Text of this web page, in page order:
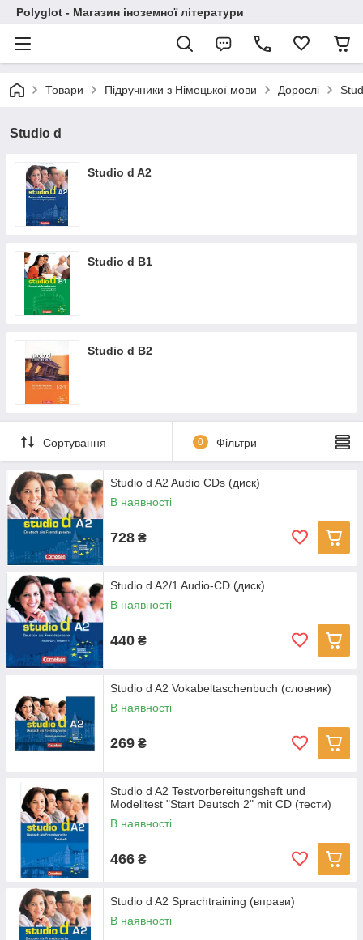
Polyglot - Магазин іноземної літератури
Товари Підручники з Німецької мови Дорослі
Studio d
Studio d A2
Studio d B1
Studio d B2
Сортування 0 Фільтри
Studio d A2 Audio CDs (диск)
В наявності
728 ₴
Studio d A2/1 Audio-CD (диск)
В наявності
440 ₴
Studio d A2 Vokabeltaschenbuch (словник)
В наявності
269 ₴
Studio d A2 Testvorbereitungsheft und
Modelltest "Start Deutsch 2" mit CD (тести)
В наявності
466 ₴
Studio d A2 Sprachtraining (вправи)
В наявності